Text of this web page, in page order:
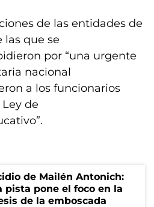
de las entidades de
las que se
por “una urgente
nacional
a los funcionarios
de
de Mailén Antonich:
pista pone el foco en la
de la emboscada